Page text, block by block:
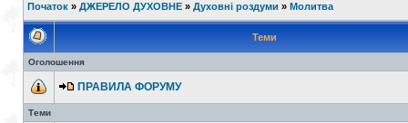
Початок » ДЖЕРЕЛО ДУХОВНЕ » Духовні роздуми » Молитва
Теми
Оголошення
ПРАВИЛА ФОРУМУ
Теми